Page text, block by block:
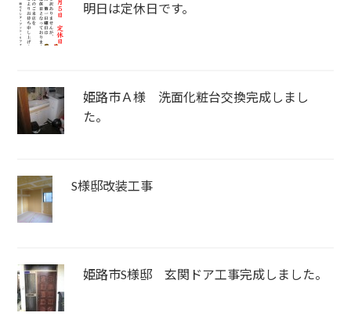
明日は定休日です。
姫路市Ａ様 洗面化粧台交換完成しまし
た。
S様邸改装工事
姫路市S様邸 玄関ドア工事完成しました。